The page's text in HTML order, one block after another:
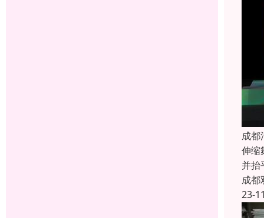
成都
伸缩
并抬
成都
23-